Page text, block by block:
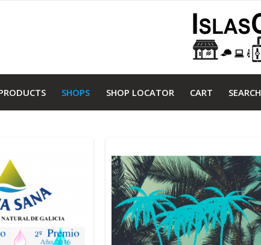
SHOPS SHOP LOCATOR CART SEARCH